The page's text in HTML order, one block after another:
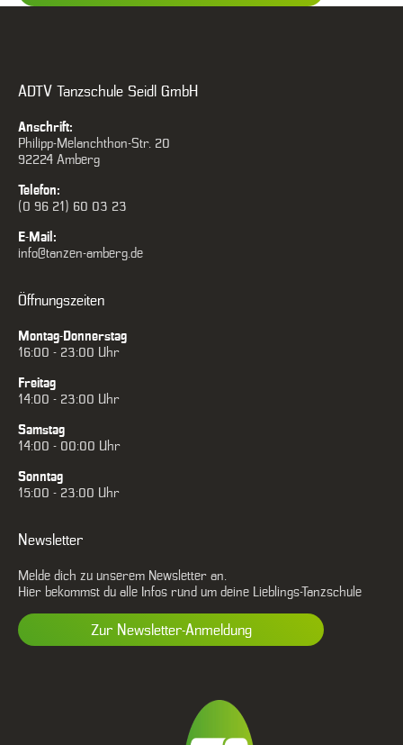
ADTV Tanzschule Seidl GmbH
Anschrift:
Philipp-Melanchthon-Str. 20
92224 Amberg
Telefon:
(0 96 21) 60 03 23
E-Mail:
info@tanzen-amberg.de
Öffnungszeiten
Montag-Donnerstag
16:00 - 23:00 Uhr
Freitag
14:00 - 23:00 Uhr
Samstag
14:00 - 00:00 Uhr
Sonntag
15:00 - 23:00 Uhr
Newsletter
Melde dich zu unserem Newsletter an.
Hier bekommst du alle Infos rund um deine Lieblings-Tanzschule
Zur Newsletter-Anmeldung